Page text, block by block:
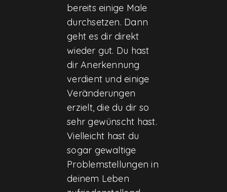
bereits einige Male
durchsetzen. Dann
geht es dir direkt
wieder gut. Du hast
dir Anerkennung
verdient und einige
Veränderungen
erzielt, die du dir so
sehr gewünscht hast.
Vielleicht hast du
sogar gewaltige
Problemstellungen in
deinem Leben